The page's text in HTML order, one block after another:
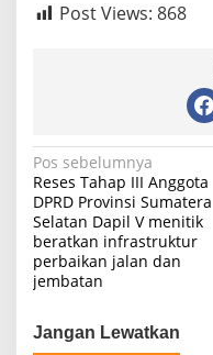
Post Views: 868
N
a
v
i
g
a
Pos sebelumnya
Reses Tahap III Anggota
DPRD Provinsi Sumatera
Selatan Dapil V menitik
beratkan infrastruktur
perbaikan jalan dan
jembatan
Jangan Lewatkan